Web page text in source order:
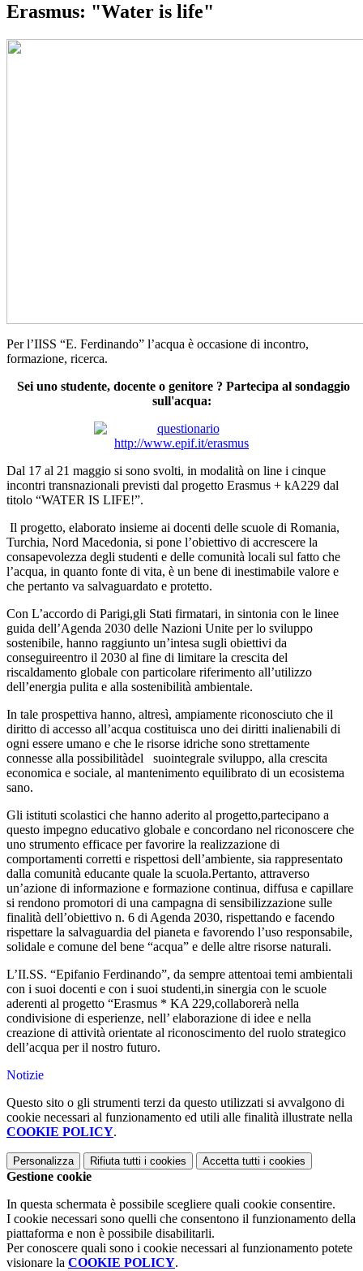
Erasmus: "Water is life"
Per l’IISS “E. Ferdinando” l’acqua è occasione di incontro,
formazione, ricerca.
Sei uno studente, docente o genitore ? Partecipa al sondaggio
sull'acqua:
http://www.epif.it/erasmus
Dal 17 al 21 maggio si sono svolti, in modalità on line i cinque
incontri transnazionali previsti dal progetto Erasmus + kA229 dal
titolo “WATER IS LIFE!”.
Il progetto, elaborato insieme ai docenti delle scuole di Romania,
Turchia, Nord Macedonia, si pone l’obiettivo di accrescere la
consapevolezza degli studenti e delle comunità locali sul fatto che
l’acqua, in quanto fonte di vita, è un bene di inestimabile valore e
che pertanto va salvaguardato e protetto.
Con L’accordo di Parigi,gli Stati firmatari, in sintonia con le linee
guida dell’Agenda 2030 delle Nazioni Unite per lo sviluppo
sostenibile, hanno raggiunto un’intesa sugli obiettivi da
conseguireentro il 2030 al fine di limitare la crescita del
riscaldamento globale con particolare riferimento all’utilizzo
dell’energia pulita e alla sostenibilità ambientale.
In tale prospettiva hanno, altresì, ampiamente riconosciuto che il
diritto di accesso all’acqua costituisca uno dei diritti inalienabili di
ogni essere umano e che le risorse idriche sono strettamente
connesse alla possibilitàdel suointegrale sviluppo, alla crescita
economica e sociale, al mantenimento equilibrato di un ecosistema
sano.
Gli istituti scolastici che hanno aderito al progetto,partecipano a
questo impegno educativo globale e concordano nel riconoscere che
uno strumento efficace per favorire la realizzazione di
comportamenti corretti e rispettosi dell’ambiente, sia rappresentato
dalla comunità educante quale la scuola.Pertanto, attraverso
un’azione di informazione e formazione continua, diffusa e capillare
si rendono promotori di una campagna di sensibilizzazione sulle
finalità dell’obiettivo n. 6 di Agenda 2030, rispettando e facendo
rispettare la salvaguardia del pianeta e favorendo l’uso responsabile,
solidale e comune del bene “acqua” e delle altre risorse naturali.
L’II.SS. “Epifanio Ferdinando”, da sempre attentoai temi ambientali
con i suoi docenti e con i suoi studenti,in sinergia con le scuole
aderenti al progetto “Erasmus * KA 229,collaborerà nella
condivisione di esperienze, nell’ elaborazione di idee e nella
creazione di attività orientate al riconoscimento del ruolo strategico
dell’acqua per il nostro futuro.
Notizie
Questo sito o gli strumenti terzi da questo utilizzati si avvalgono di
cookie necessari al funzionamento ed utili alle finalità illustrate nella
COOKIE POLICY.
Personalizza Rifiuta tutti i cookies Accetta tutti i cookies
Gestione cookie
In questa schermata è possibile scegliere quali cookie consentire.
I cookie necessari sono quelli che consentono il funzionamento della
piattaforma e non è possibile disabilitarli.
Per conoscere quali sono i cookie necessari al funzionamento potete
visionare la COOKIE POLICY.